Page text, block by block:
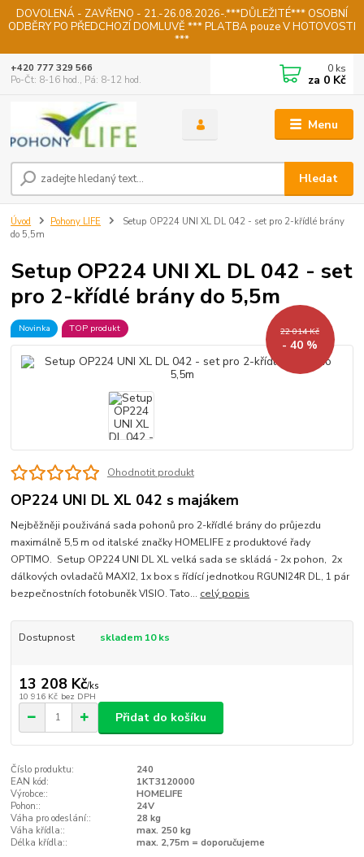
DOVOLENÁ - ZAVŘENO - 21.-26.08.2026-.***DŮLEŽITÉ*** OSOBNÍ
ODBĚRY PO PŘEDCHOZÍ DOMLUVĚ *** PLATBA pouze V HOTOVOSTI
***
Menu
Hledat
+420 777 329 566
Po-Čt: 8-16 hod., Pá: 8-12 hod.
0 ks
za 0 Kč
Úvod Pohony LIFE
Setup OP224 UNI XL DL 042 - set pro 2-křídlé brány
do 5,5m
Setup OP224 UNI XL DL 042 - set
pro 2-křídlé brány do 5,5m
Novinka TOP produkt 22 014 Kč
- 40 %
Ohodnotit produkt
OP224 UNI DL XL 042 s majákem
Nejběžněji použiváná sada pohonů pro 2-křídlé brány do průjezdu
maximálně 5,5 m od italské značky HOMELIFE z produktové řady
OPTIMO. Setup OP224 UNI DL XL velká sada se skládá - 2x pohon, 2x
dálkových ovladačů MAXI2, 1x box s řídící jednotkou RGUNI24R DL, 1 pár
bezpečnostních fotobuněk VISIO. Tato... celý popis
Dostupnost skladem 10 ks
13 208 Kč/ks
10 916 Kč bez DPH
Přidat do košíku
Číslo produktu:
240
EAN kód:
1KT3120000
Výrobce::
HOMELIFE
Pohon::
24V
Váha pro odeslání::
28 kg
Váha křídla::
max. 250 kg
Délka křídla::
max. 2,75m = doporučujeme